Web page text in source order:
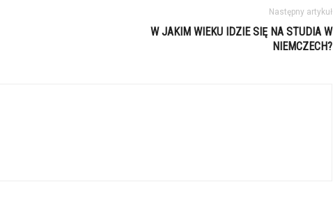
Następny artykuł
W JAKIM WIEKU IDZIE SIĘ NA STUDIA W
NIEMCZECH?